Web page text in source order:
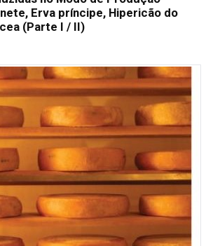
Erva príncipe, Hipericão do
(Parte I / II)